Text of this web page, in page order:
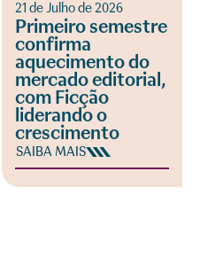
21 de Julho de 2026
Primeiro semestre
confirma
aquecimento do
mercado editorial,
com Ficção
liderando o
crescimento
SAIBA MAIS